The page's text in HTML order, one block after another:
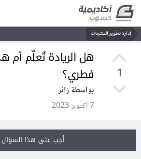
إدارة تطوير المنتجات
1
هل الريادة تُعلّم
فطري؟
بواسطة زائر
7 أكتوبر 2023
أجب على هذا السؤال